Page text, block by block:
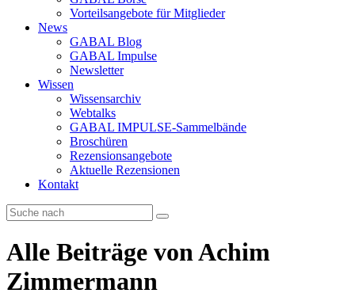
Vorteilsangebote für Mitglieder
News
GABAL Blog
GABAL Impulse
Newsletter
Wissen
Wissensarchiv
Webtalks
GABAL IMPULSE-Sammelbände
Broschüren
Rezensionsangebote
Aktuelle Rezensionen
Kontakt
Alle Beiträge vonAchim
Zimmermann